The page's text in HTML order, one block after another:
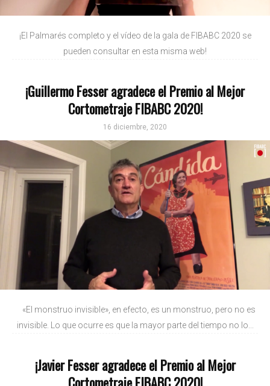
¡El Palmarés completo y el vídeo de la gala de FIBABC 2020 se
pueden consultar en esta misma web!
¡Guillermo Fesser agradece el Premio al Mejor
Cortometraje FIBABC 2020!
16 diciembre, 2020
«El monstruo invisible», en efecto, es un monstruo, pero no es
invisible. Lo que ocurre es que la mayor parte del tiempo no lo...
¡Javier Fesser agradece el Premio al Mejor